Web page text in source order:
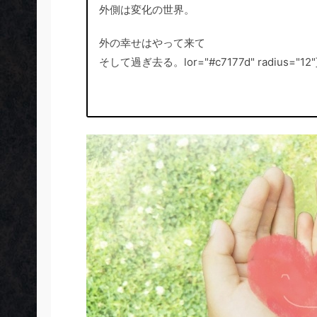
外側は変化の世界。
外の幸せはやって来て
そして過ぎ去る。lor="#c7177d"